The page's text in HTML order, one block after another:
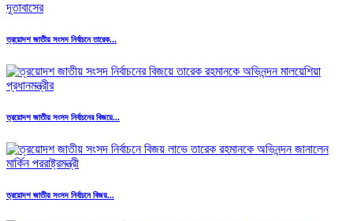
ত্রয়োদশ জাতীয় সংসদ নির্বাচনে তারেক...
ত্রয়োদশ জাতীয় সংসদ নির্বাচনের বিজয়ে...
ত্রয়োদশ জাতীয় সংসদ নির্বাচনে বিজয়...